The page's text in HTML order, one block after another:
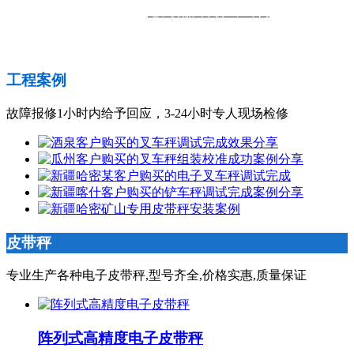
工程案例
故障报修1小时内给予回应，3-24小时专人现场检修
皮带秤
专业生产各种电子皮带秤,型号齐全,价格实惠,质量保证
阵列式高精度电子皮带秤